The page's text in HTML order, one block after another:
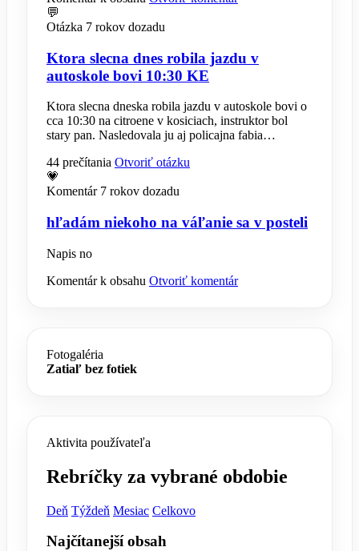
💬
Otázka 7 rokov dozadu
Ktora slecna dnes robila jazdu v
autoskole bovi 10:30 KE
Ktora slecna dneska robila jazdu v autoskole bovi o
cca 10:30 na citroene v kosiciach, instruktor bol
stary pan. Nasledovala ju aj policajna fabia…
44 prečítania Otvoriť otázku
💗
Komentár 7 rokov dozadu
hľadám niekoho na váľanie sa v posteli
Napis no
Komentár k obsahu Otvoriť komentár
Fotogaléria
Zatiaľ bez fotiek
Aktivita používateľa
Rebríčky za vybrané obdobie
Deň Týždeň Mesiac Celkovo
Najčítanejší obsah